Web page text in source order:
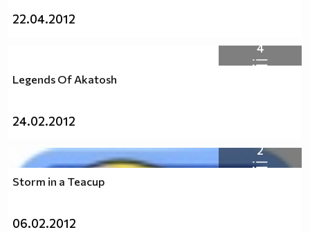
22.04.2012
4
Legends Of Akatosh
24.02.2012
2
Storm in a Teacup
06.02.2012